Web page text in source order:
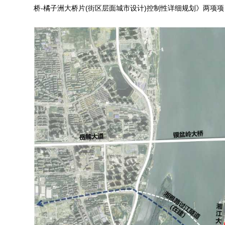
桥-橘子洲大桥片(街区层面城市设计)控制性详细规划》两项